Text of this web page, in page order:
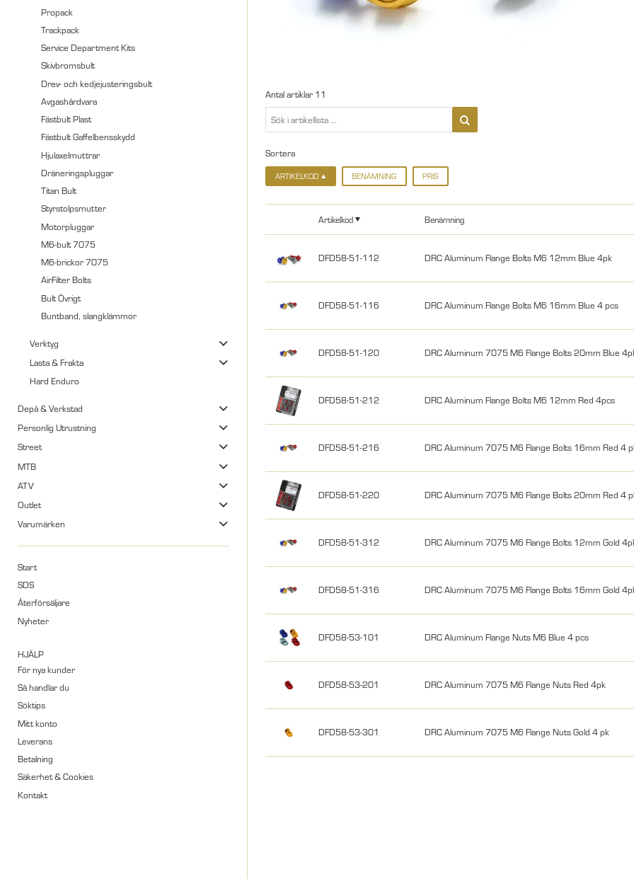
Propack
Trackpack
Service Department Kits
Skivbromsbult
Drev- och kedjejusteringsbult
Avgashårdvara
Fästbult Plast
Fästbult Gaffelbensskydd
Hjulaxelmuttrar
Dräneringspluggar
Titan Bult
Styrstolpsmutter
Motorpluggar
M6-bult 7075
M6-brickor 7075
AirFilter Bolts
Bult Övrigt
Buntband, slangklämmor
Verktyg
Lasta & Frakta
Hard Enduro
Depå & Verkstad
Personlig Utrustning
Street
MTB
ATV
Outlet
Varumärken
Start
SDS
Återförsäljare
Nyheter
HJÄLP
För nya kunder
Så handlar du
Söktips
Mitt konto
Leverans
Betalning
Säkerhet & Cookies
Kontakt
Antal artiklar 11
Sortera
ARTIKELKOD BENÄMNING PRIS
Artikelkod Benämning
DFD58-51-112 DRC Aluminum Flange Bolts M6 12mm Blue 4pk
DFD58-51-116 DRC Aluminum Flange Bolts M6 16mm Blue 4 pcs
DFD58-51-120 DRC Aluminum 7075 M6 Flange Bolts 20mm Blue
DFD58-51-212 DRC Aluminum Flange Bolts M6 12mm Red 4pcs
DFD58-51-216 DRC Aluminum 7075 M6 Flange Bolts 16mm Red 4
DFD58-51-220 DRC Aluminum 7075 M6 Flange Bolts 20mm Red 4
DFD58-51-312 DRC Aluminum 7075 M6 Flange Bolts 12mm Gold
DFD58-51-316 DRC Aluminum 7075 M6 Flange Bolts 16mm Gold
DFD58-53-101 DRC Aluminum Flange Nuts M6 Blue 4 pcs
DFD58-53-201 DRC Aluminum 7075 M6 Flange Nuts Red 4pk
DFD58-53-301 DRC Aluminum 7075 M6 Flange Nuts Gold 4 pk